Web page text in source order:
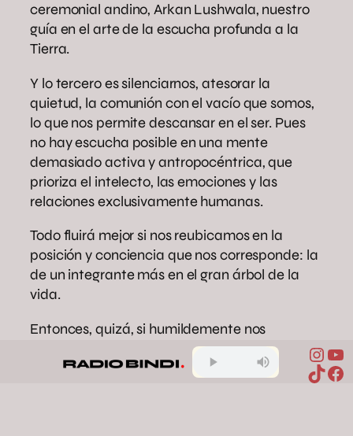
ceremonial andino, Arkan Lushwala, nuestro
guía en el arte de la escucha profunda a la
Tierra.
Y lo tercero es silenciarnos, atesorar la
quietud, la comunión con el vacío que somos,
lo que nos permite descansar en el ser. Pues
no hay escucha posible en una mente
demasiado activa y antropocéntrica, que
prioriza el intelecto, las emociones y las
relaciones exclusivamente humanas.
Todo fluirá mejor si nos reubicamos en la
posición y conciencia que nos corresponde: la
de un integrante más en el gran árbol de la
vida.
Entonces, quizá, si humildemente nos
silenciamos, si acallamos la gran corriente de
ideas y pensamientos, si abrimos el corazón y